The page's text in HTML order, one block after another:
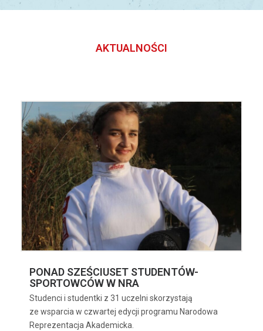
AKTUALNOŚCI
PONAD SZEŚCIUSET STUDENTÓW-
SPORTOWCÓW W NRA
Studenci i studentki z 31 uczelni skorzystają
ze wsparcia w czwartej edycji programu Narodowa
Reprezentacja Akademicka.